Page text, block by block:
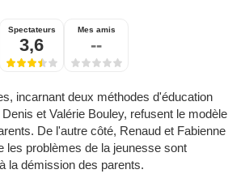
Spectateurs
3,6
Mes amis
--
incarnant deux méthodes d'éducation
et Valérie Bouley, refusent le modèle
De l'autre côté, Renaud et Fabienne
les problèmes de la jeunesse sont
la démission des parents.